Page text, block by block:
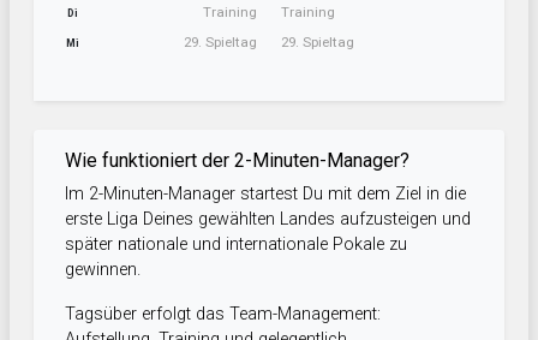
Di Training
Mi 29. Spieltag
Training
29. Spieltag
Wie funktioniert der 2-Minuten-Manager?
Im 2-Minuten-Manager startest Du mit dem Ziel in die
erste Liga Deines gewählten Landes aufzusteigen und
später nationale und internationale Pokale zu
gewinnen.
Tagsüber erfolgt das Team-Management: